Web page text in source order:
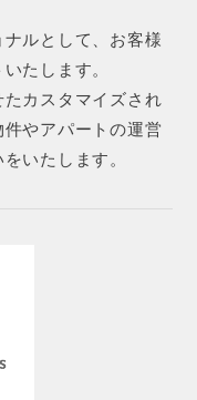
ルとして、お客様
たします。
カスタマイズされ
やアパートの運営
いたします。